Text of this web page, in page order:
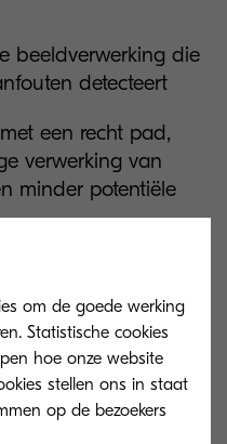
beeldverwerking die
detecteert
een recht pad,
verwerking van
minder potentiële
inclusief
opties
om de goede werking
Statistische cookies
hoe onze website
stellen ons in staat
op de bezoekers